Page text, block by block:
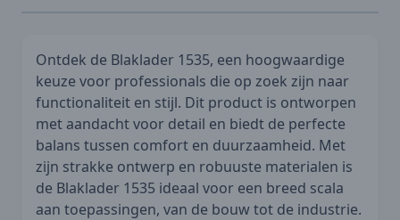
Ontdek de Blaklader 1535, een hoogwaardige
keuze voor professionals die op zoek zijn naar
functionaliteit en stijl. Dit product is ontworpen
met aandacht voor detail en biedt de perfecte
balans tussen comfort en duurzaamheid. Met
zijn strakke ontwerp en robuuste materialen is
de Blaklader 1535 ideaal voor een breed scala
aan toepassingen, van de bouw tot de industrie.